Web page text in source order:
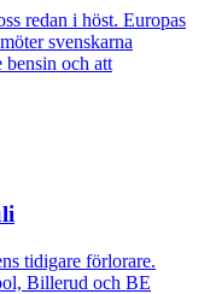
redan i höst. Europas
svenskarna
bensin och att
tidigare förlorare.
Billerud och BE